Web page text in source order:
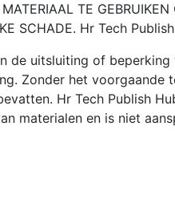
TE
SCHADE. Hr Tech
de uitsluiting of
Zonder het
Hr Tech Publish
materialen en is niet